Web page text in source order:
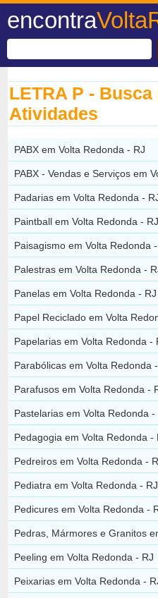
encontra
LETRA P -
Atividades
PABX em Volta Redonda - RJ
PABX - Vendas e Serviços em
Padarias em Volta Redonda -
Paintball em Volta Redonda - RJ
Paisagismo em Volta Redonda
Palestras em Volta Redonda -
Panelas em Volta Redonda - RJ
Papel Reciclado em Volta
Papelarias em Volta Redonda -
Parabólicas em Volta Redonda
Parafusos em Volta Redonda -
Pastelarias em Volta Redonda -
Pedagogia em Volta Redonda -
Pedreiros em Volta Redonda -
Pediatra em Volta Redonda - RJ
Pedicures em Volta Redonda -
Pedras, Mármores e Granitos
Peeling em Volta Redonda - RJ
Peixarias em Volta Redonda -